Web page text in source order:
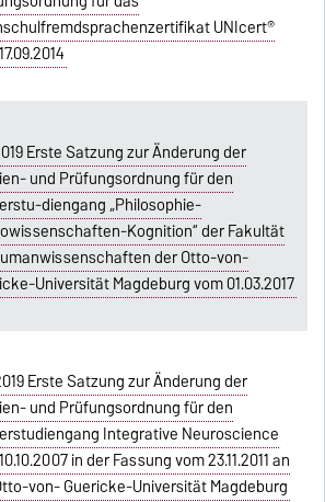
UNIcert®
Erste Satzung zur Änderung der
und Prüfungsordnung für den
diengang „Philosophie-
Kognition“ der Fakultät
der Otto-von-
Universität Magdeburg vom 01.03.2017
Erste Satzung zur Änderung der
und Prüfungsordnung für den
Integrative Neuroscience
in der Fassung vom 23.11.2011 an
von- Guericke-Universität Magdeburg